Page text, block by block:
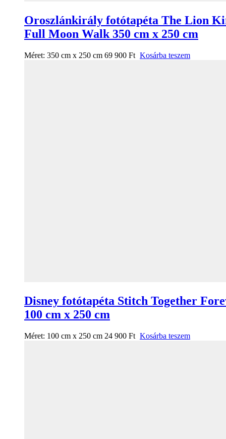
Oroszlánkirály fotótapéta The Lion
Full Moon Walk 350 cm x 250 cm
Méret: 350 cm x 250 cm 69 900 Ft Kosárba teszem
Disney fotótapéta Stitch Together
100 cm x 250 cm
Méret: 100 cm x 250 cm 24 900 Ft Kosárba teszem